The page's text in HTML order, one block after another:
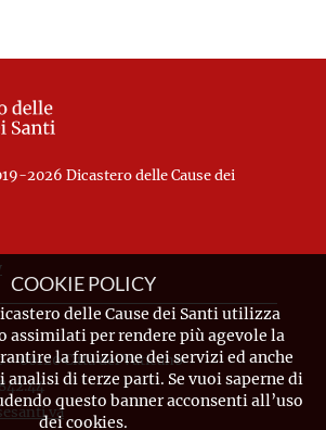
2026 Dicastero delle Cause dei
- 00120 Città del Vaticano
COOKIE POLICY
delle Cause dei Santi utilizza
assimilati per rendere più agevole la
la fruizione dei servizi ed anche
analisi di terze parti. Se vuoi saperne di
questo banner acconsenti all’uso
dei cookies.